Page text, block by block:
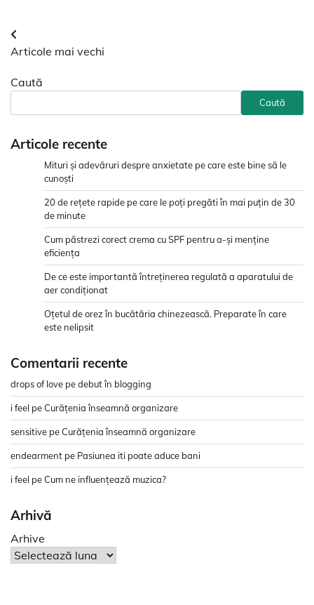
Navigare
articole
Articole mai vechi
Caută
Caută
Articole recente
Mituri și adevăruri despre anxietate pe care este bine să le
cunoști
20 de rețete rapide pe care le poți pregăti în mai puțin de 30
de minute
Cum păstrezi corect crema cu SPF pentru a-și menține
eficiența
De ce este importantă întreținerea regulată a aparatului de
aer condiționat
Oțetul de orez în bucătăria chinezească. Preparate în care
este nelipsit
Comentarii recente
drops of love pedebut în blogging
i feel peCurățenia înseamnă organizare
sensitive peCurățenia înseamnă organizare
endearment pe Pasiunea iti poate aduce bani
i feel peCum ne influențează muzica?
Arhivă
Arhive